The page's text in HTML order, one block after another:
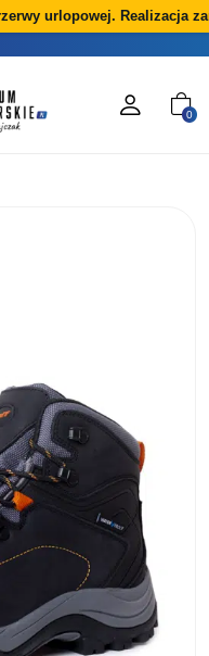
urlopowej. Realizacja
0